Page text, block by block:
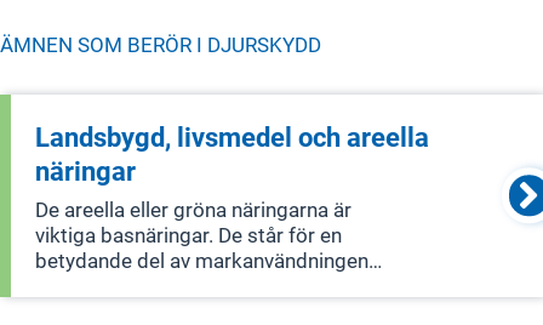
ÄMNEN SOM BERÖR I DJURSKYDD
Landsbygd, livsmedel och areella
näringar
De areella eller gröna näringarna är
viktiga basnäringar. De står för en
betydande del av markanvändningen